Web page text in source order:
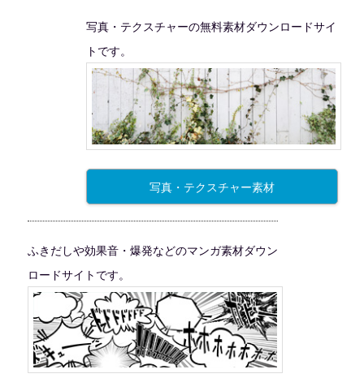
写真・テクスチャーの無料素材ダウンロードサイ
トです。
写真・テクスチャー素材
ふきだしや効果音・爆発などのマンガ素材ダウン
ロードサイトです。